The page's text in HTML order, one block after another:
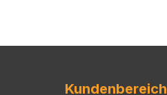
Kundenbereich